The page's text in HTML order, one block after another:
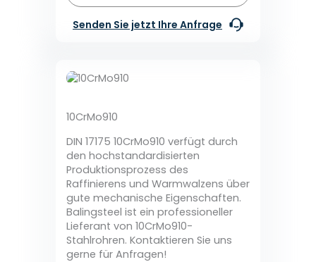
Senden Sie jetzt Ihre Anfrage
10CrMo910
DIN 17175 10CrMo910 verfügt durch
den hochstandardisierten
Produktionsprozess des
Raffinierens und Warmwalzens über
gute mechanische Eigenschaften.
Balingsteel ist ein professioneller
Lieferant von 10CrMo910-
Stahlrohren. Kontaktieren Sie uns
gerne für Anfragen!